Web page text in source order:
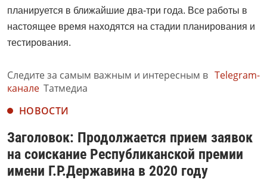
планируется в ближайшие два-три года. Все работы в
настоящее время находятся на стадии планирования и
тестирования.
Следите за самым важным и интересным в Telegram-
канале Татмедиа
НОВОСТИ
Заголовок: Продолжается прием заявок
на соискание Республиканской премии
имени Г.Р.Державина в 2020 году